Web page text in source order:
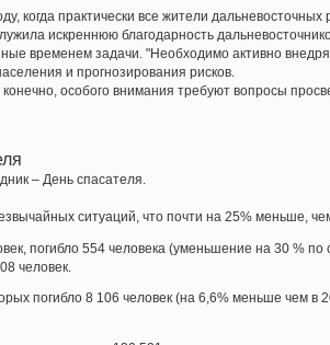
когда практически все жители
искреннюю благодарность
временем задачи. "Необходимо активно
и прогнозирования рисков.
особого внимания требуют вопросы
– День спасателя.
ситуаций, что почти на 25% меньше,
погибло 554 человека (уменьшение на 30 % по
человек.
погибло 8 106 человек (на 6,6% меньше чем в